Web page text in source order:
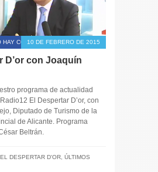
HAY COMENTARIOS
10 DE FEBRERO DE 2015
D’or con Joaquín
programa de actualidad
El Despertar D’or, con
Diputado de Turismo de la
de Alicante. Programa
Beltrán.
EL DESPERTAR D'OR ÚLTIMOS